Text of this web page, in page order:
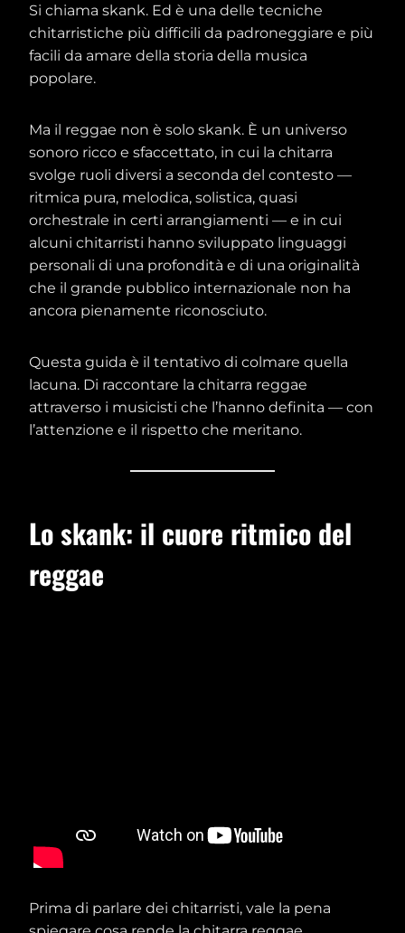
Si chiama skank. Ed è una delle tecniche
chitarristiche più difficili da padroneggiare e più
facili da amare della storia della musica
popolare.
Ma il reggae non è solo skank. È un universo
sonoro ricco e sfaccettato, in cui la chitarra
svolge ruoli diversi a seconda del contesto —
ritmica pura, melodica, solistica, quasi
orchestrale in certi arrangiamenti — e in cui
alcuni chitarristi hanno sviluppato linguaggi
personali di una profondità e di una originalità
che il grande pubblico internazionale non ha
ancora pienamente riconosciuto.
Questa guida è il tentativo di colmare quella
lacuna. Di raccontare la chitarra reggae
attraverso i musicisti che l’hanno definita — con
l’attenzione e il rispetto che meritano.
Lo skank: il cuore ritmico del
reggae
Prima di parlare dei chitarristi, vale la pena